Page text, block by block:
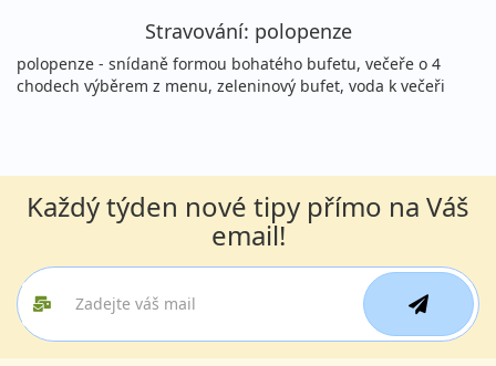
neděle - neděle
vlastní
24 400 Kč
cena za 8 dní (7 nocí) Podrobnosti
07.02. - 12.02.2027
neděle - pátek
vlastní
16 300 Kč
cena za 6 dní (5 nocí) Podrobnosti
07.02. - 14.02.2027
neděle - neděle
polopenze
vlastní
Stravování: polopenze
polopenze - snídaně formou bohatého bufetu, večeře o 4
chodech výběrem z menu, zeleninový bufet, voda k večeři
Každý týden nové tipy přímo na Váš
email!